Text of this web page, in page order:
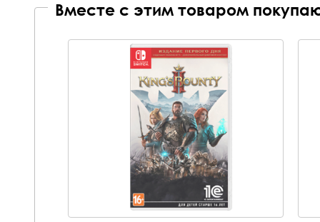
Вместе с этим товаром